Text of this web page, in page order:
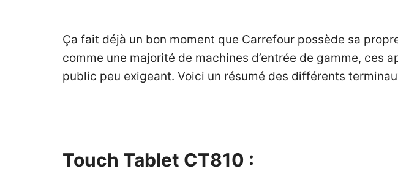
Ça fait déjà un bon moment que Carrefour possède sa
comme une majorité de machines d’entrée de gamme, ces
public peu exigeant. Voici un résumé des différents
Touch Tablet CT810 :